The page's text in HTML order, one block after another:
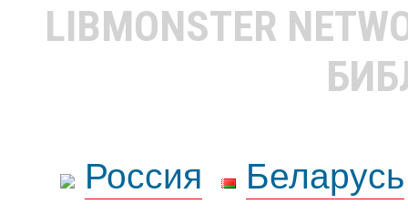
LIBMONSTER
Россия
Беларусь